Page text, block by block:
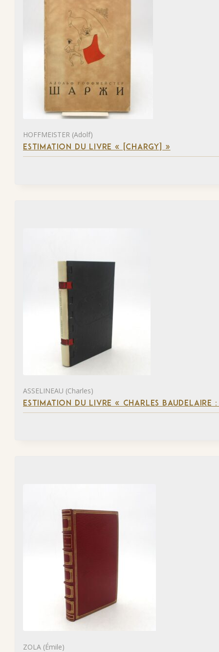
HOFFMEISTER (Adolf)
ESTIMATION DU LIVRE « [CHARGY] »
ASSELINEAU (Charles)
ESTIMATION DU LIVRE « CHARLES BAUDELAIRE
ZOLA (Émile)